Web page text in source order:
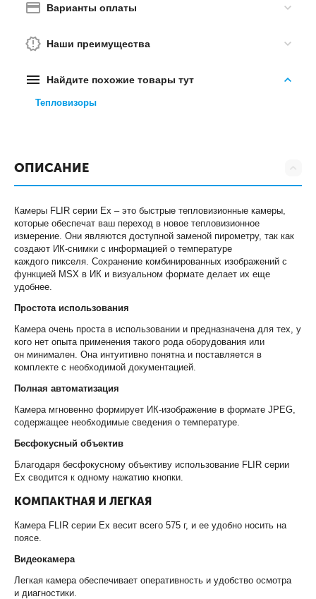
Варианты оплаты
Наши преимущества
Найдите похожие товары тут
Тепловизоры
ОПИСАНИЕ
Камеры FLIR серии Ex – это быстрые тепловизионныекамеры,
которые обеспечат ваш переход в новоетепловизионное
измерение. Они являются доступной заменой пирометру, так как
создают ИК-снимки с информацией о температуре
каждого пикселя. Сохранение комбинированных изображений с
функцией MSX в ИК и визуальномформатеделает их еще
удобнее.
Простота использования
Камера очень проста в использовании и предназначена для тех,у
кого нет опыта применения такого рода оборудования или
он минимален. Она интуитивно понятна и поставляется в
комплектес необходимой документацией.
Полная автоматизация
Камера мгновенно формирует ИК-изображение в формате JPEG,
содержащее необходимыесведения о температуре.
Бесфокусный объектив
Благодаря бесфокусному объективу использование FLIR серии
Exсводится к одному нажатию кнопки.
КОМПАКТНАЯ И ЛЕГКАЯ
Камера FLIR серии Ex весит всего 575 г, и ее удобно носить на
поясе.
Видеокамера
Легкая камера обеспечивает оперативность и удобство осмотра
идиагностики.